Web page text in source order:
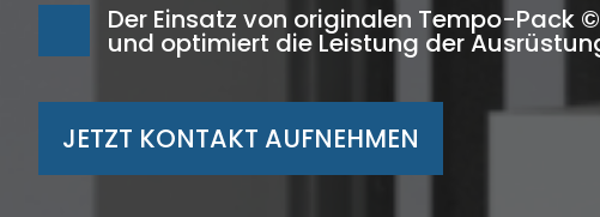
Der Einsatz von originalen Tempo-Pack
und optimiert die Leistung der
JETZT KONTAKT AUFNEHMEN